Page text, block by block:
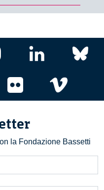
la Fondazione Bassetti